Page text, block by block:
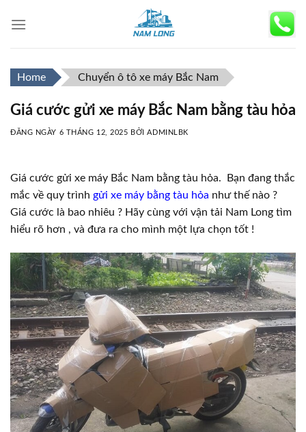
Home Chuyển ô tô xe máy Bắc Nam
Giá cước gửi xe máy Bắc Nam bằng tàu hỏa
ĐĂNG NGÀY 6 THÁNG 12, 2025 BỞIADMINLBK
Giá cước gửi xe máy Bắc Nam bằng tàu hỏa. Bạn đang thắc
mắc về quy trình gửi xe máy bằng tàu hỏa như thế nào ?
Giá cước là bao nhiêu ? Hãy cùng với vận tải Nam Long tìm
hiểu rõ hơn , và đưa ra cho mình một lựa chọn tốt !